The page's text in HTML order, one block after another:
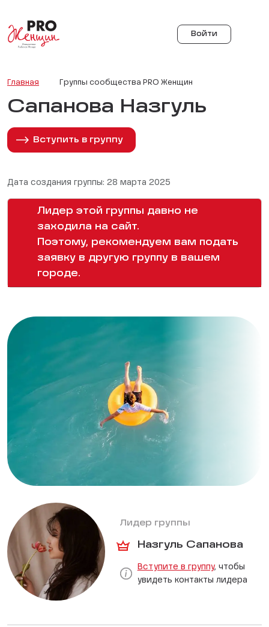
Войти
Главная Группы сообщества PRO Женщин
Сапанова Назгуль
Вступить в группу
Дата создания группы: 28 марта 2025
Лидер этой группы давно не
заходила на сайт.
Поэтому, рекомендуем вам подать
заявку в другую группу в вашем
городе.
Лидер группы
Назгуль Сапанова
Вступите в группу, чтобы
увидеть контакты лидера